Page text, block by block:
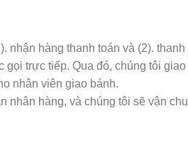
hàng thanh toán và (2).
trực tiếp. Qua đó, chúng tôi
nhân viên giao bánh.
nhân hàng, và chúng tôi sẽ vận